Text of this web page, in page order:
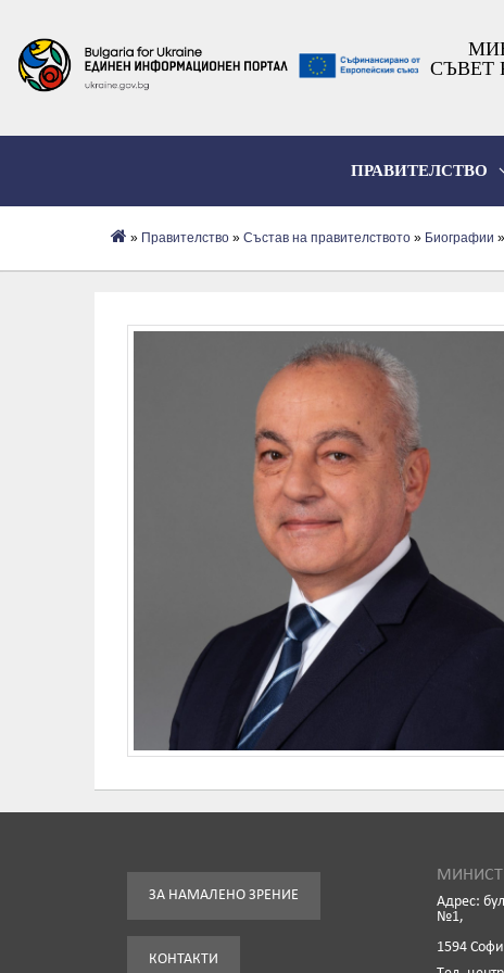
СЪВЕТ
ПРАВИТЕЛСТВО
» Правителство » Състав на правителството » Биографии
ЗА НАМАЛЕНО ЗРЕНИЕ
КОНТАКТИ
Адрес:
№1,
1594